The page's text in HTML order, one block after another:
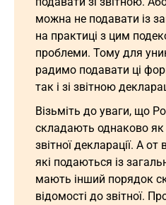
можна не подавати із
на практиці з цим
проблеми. Тому для
радимо подавати ці
так і зі звітною
Візьміть до уваги, що
складають однаково як
звітної декларації. А от
які подаються із
мають інший порядок
відомості до звітної.